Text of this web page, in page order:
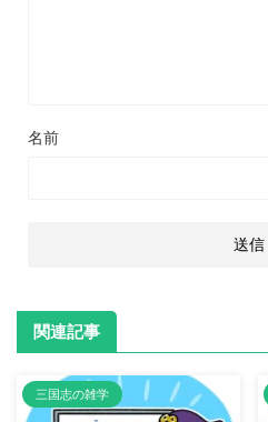
名前
関連記事
三国志の雑学